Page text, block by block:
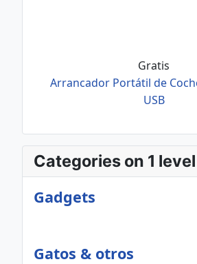
Gratis
Arrancador Portátil de
USB
Categories on 1 level
Gadgets
Gatos & otros